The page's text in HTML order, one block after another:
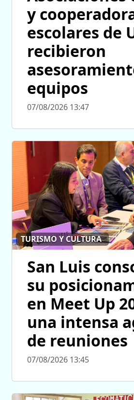
y
escolares de
recibieron
equipos
07/08/2026 13:47
TURISMO Y CULTURA
San Luis
su
en Meet Up
una intensa
de reuniones
07/08/2026 13:45